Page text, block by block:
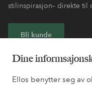
Dine
Ellos benytter seg av
stilinspirasjon– direkte til
Bli kunde
* Se tilbudsvilkår ved